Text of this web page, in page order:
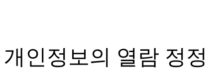
개인정보의 열람 정정